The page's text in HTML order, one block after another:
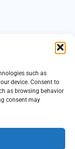
such as
device. Consent to
as browsing behavior
consent may
и отпорности у
који
Шифра